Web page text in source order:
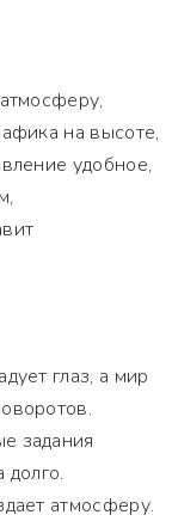
на высоте,
удобное,
глаз, а мир
задания
атмосферу.